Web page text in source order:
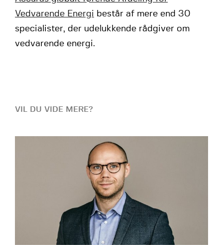
Vedvarende Energi består af mere end 30
specialister, der udelukkende rådgiver om
vedvarende energi.
VIL DU VIDE MERE?